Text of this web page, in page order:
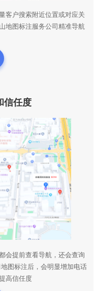
客户搜索附近位置或对应关
地图标注服务公司精准导航
信任度
会提前查看导航，还会查询
图标注后，会明显增加电话
高信任度